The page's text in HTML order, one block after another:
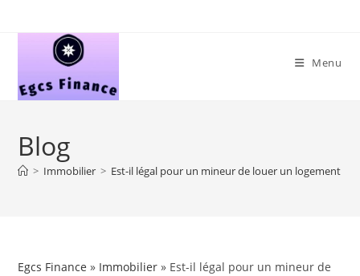
Menu
Blog
> Immobilier > Est-il légal pour un mineur de louer un logement ?
Egcs Finance » Immobilier » Est-il légal pour un mineur de